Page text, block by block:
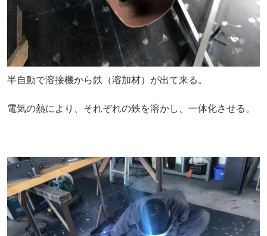
半自動で溶接機から鉄（溶加材）が出て来る。
電気の熱により、それぞれの鉄を溶かし、一体化させる。